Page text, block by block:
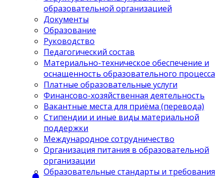
образовательной организацией
Документы
Образование
Руководство
Педагогический состав
Материально-техническое обеспечение и
оснащенность образовательного процесса
Платные образовательные услуги
Финансово-хозяйственная деятельность
Вакантные места для приёма (перевода)
Стипендии и иные виды материальной
поддержки
Международное сотрудничество
Организация питания в образовательной
организации
Образовательные стандарты и требования